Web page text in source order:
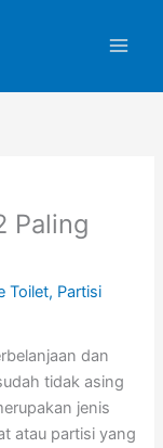
Paling
Toilet, Partisi
dan
tidak asing
jenis
atau partisi yang